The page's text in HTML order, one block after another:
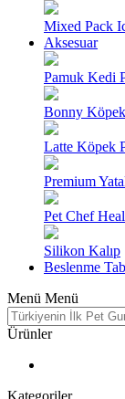
Mixed Pack
Aksesuar
Pamuk Kedi
Bonny
Latte Köpek
Premium
Pet Chef
Silikon Kalıp
Beslenme
Menü Menü
Ürünler
Kategoriler